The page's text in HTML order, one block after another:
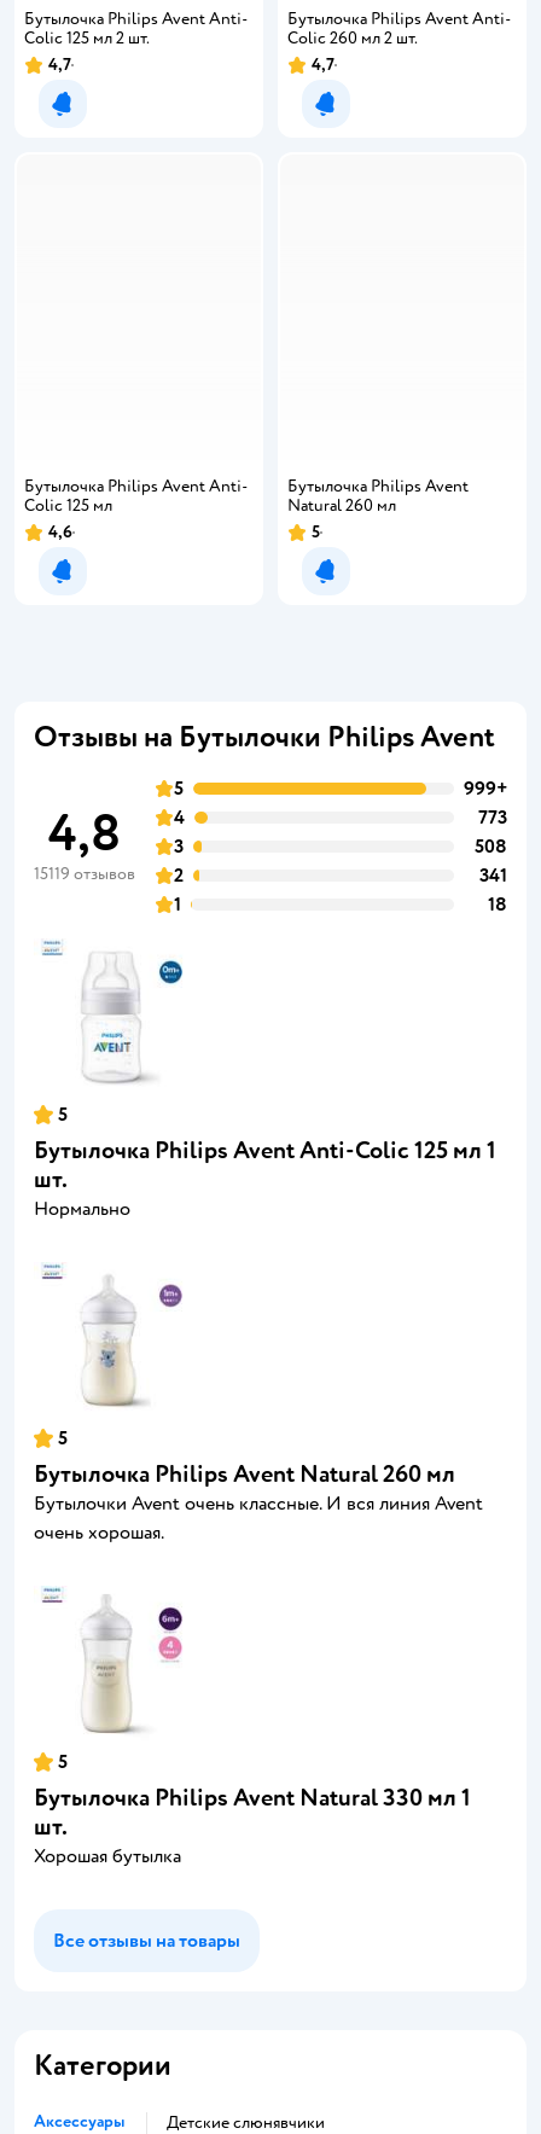
Бутылочка Philips Avent Anti-
Colic 125 мл 2 шт.
4,7
Уведомить о появлении
Бутылочка Philips Avent Anti-
Colic 260 мл 2 шт.
4,7
Уведомить о появлении
Бутылочка Philips Avent Anti-
Colic 125 мл
4,6
Уведомить о появлении
Бутылочка Philips Avent
Natural 260 мл
5
Уведомить о появлении
Отзывы на Бутылочки Philips Avent
4,8
15119 отзывов
5
999+
4
773
3
508
2
341
1
18
5
Бутылочка Philips Avent Anti-Colic 125 мл 1
шт.
Нормально
5
Бутылочка Philips Avent Natural 260 мл
Бутылочки Avent очень классные. И вся линия Avent
очень хорошая.
5
Бутылочка Philips Avent Natural 330 мл 1
шт.
Хорошая бутылка
Все отзывы на товары
Категории
Аксессуары
Детские слюнявчики